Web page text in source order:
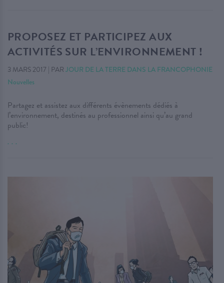
PROPOSEZ ET PARTICIPEZ AUX
ACTIVITÉS SUR L’ENVIRONNEMENT !
3 MARS 2017 | PAR JOUR DE LA TERRE DANS LA FRANCOPHONIE
Nouvelles
Partagez et assistez aux différents évènements dédiés à
l’environnement, destinés au professionnel ainsi qu’au grand
public!
. . .